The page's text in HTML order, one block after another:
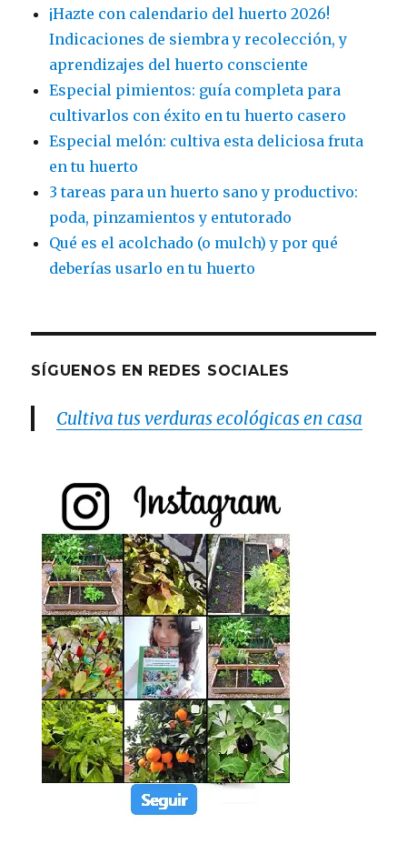
¡Hazte con calendario del huerto 2026!
Indicaciones de siembra y recolección, y
aprendizajes del huerto consciente
Especial pimientos: guía completa para
cultivarlos con éxito en tu huerto casero
Especial melón: cultiva esta deliciosa fruta
en tu huerto
3 tareas para un huerto sano y productivo:
poda, pinzamientos y entutorado
Qué es el acolchado (o mulch) y por qué
deberías usarlo en tu huerto
SÍGUENOS EN REDES SOCIALES
Cultiva tus verduras ecológicas en casa